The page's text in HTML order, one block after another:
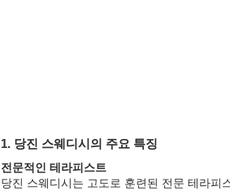
1. 당진 스웨디시의 주요 특징
전문적인 테라피스트
당진 스웨디시는 고도로 훈련된 전문 테라피